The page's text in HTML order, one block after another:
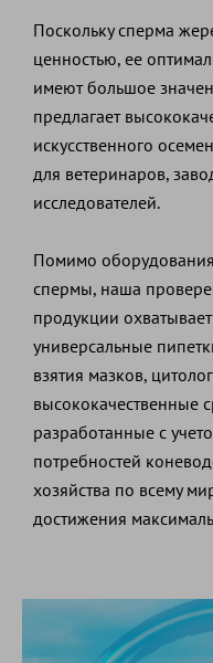
Поскольку сперма
ценностью, ее
имеют большое
предлагает
искусственного
для ветеринаров,
исследователей.
Помимо
спермы, наша
продукции
универсальные
взятия мазков,
высококачественные
разработанные с
потребностей
хозяйства по всему
достижения